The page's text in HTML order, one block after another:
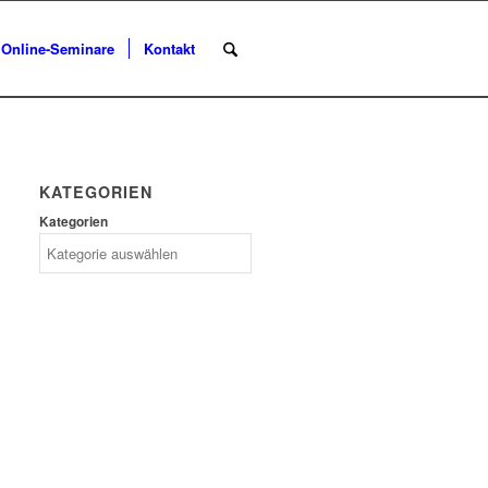
Online-Seminare Kontakt
KATEGORIEN
Kategorien